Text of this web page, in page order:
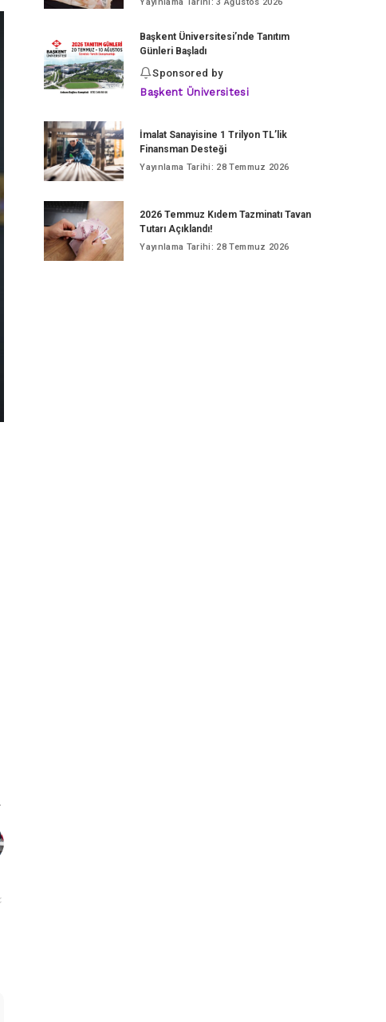
Başkent Üniversitesi’nde Tanıtım
Günleri Başladı
Sponsored by
Başkent Üniversitesi
İmalat Sanayisine 1 Trilyon TL’lik
Finansman Desteği
Yayınlama Tarihi: 28 Temmuz 2026
2026 Temmuz Kıdem Tazminatı Tavan
Tutarı Açıklandı!
Yayınlama Tarihi: 28 Temmuz 2026